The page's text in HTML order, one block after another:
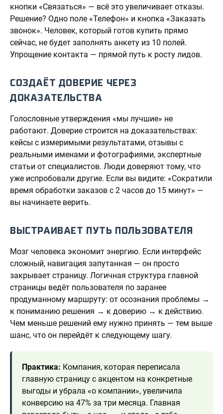
кнопки «Связаться» — всё это увеличивает отказы.
Решение? Одно поле «Телефон» и кнопка «Заказать
звонок». Человек, который готов купить прямо
сейчас, не будет заполнять анкету из 10 полей.
Упрощение контакта — прямой путь к росту лидов.
СОЗДАЁТ ДОВЕРИЕ ЧЕРЕЗ
ДОКАЗАТЕЛЬСТВА
Голословные утверждения «мы лучшие» не
работают. Доверие строится на доказательствах:
кейсы с измеримыми результатами, отзывы с
реальными именами и фотографиями, экспертные
статьи от специалистов. Люди доверяют тому, что
уже испробовали другие. Если вы видите: «Сократили
время обработки заказов с 2 часов до 15 минут» —
вы начинаете верить.
ВЫСТРАИВАЕТ ПУТЬ ПОЛЬЗОВАТЕЛЯ
Мозг человека экономит энергию. Если интерфейс
сложный, навигация запутанная — он просто
закрывает страницу. Логичная структура главной
страницы ведёт пользователя по заранее
продуманному маршруту: от осознания проблемы →
к пониманию решения → к доверию → к действию.
Чем меньше решений ему нужно принять — тем выше
шанс, что он перейдёт к следующему шагу.
Практика: Компания, которая переписала
главную страницу с акцентом на конкретные
выгоды и убрала «о компании», увеличила
конверсию на 47% за три месяца. Главная